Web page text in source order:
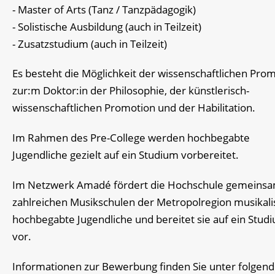
- Master of Arts (Tanz / Tanzpädagogik)
- Solistische Ausbildung (auch in Teilzeit)
- Zusatzstudium (auch in Teilzeit)
Es besteht die Möglichkeit der wissenschaftlichen
zur:m Doktor:in der Philosophie, der künstlerisch-
wissenschaftlichen Promotion und der Habilitation.
Im Rahmen des Pre-College werden hochbegabte
Jugendliche gezielt auf ein Studium vorbereitet.
Im Netzwerk Amadé fördert die Hochschule
zahlreichen Musikschulen der Metropolregion
hochbegabte Jugendliche und bereitet sie auf ein
vor.
Informationen zur Bewerbung finden Sie unter